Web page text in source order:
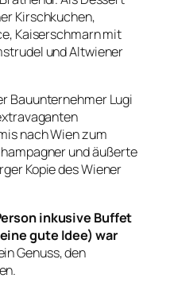
Kirschkuchen,
Kaiserschmarn mit
und Altwiener
Bauunternehmer Lugi
nach Wien zum
und äußerte
Kopie des Wiener
inkusive Buffet
gute Idee) war
Genuss, den